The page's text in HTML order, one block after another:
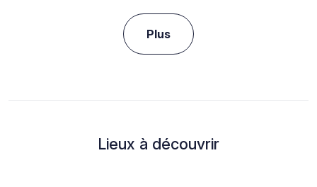
Plus
Lieux à découvrir